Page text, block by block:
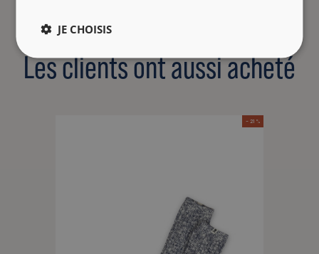
Les clients ont aussi acheté
- 21 %
JE CHOISIS